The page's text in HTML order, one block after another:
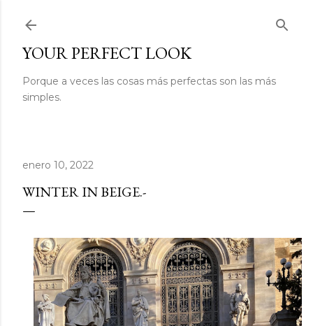
YOUR PERFECT LOOK
Porque a veces las cosas más perfectas son las más
simples.
enero 10, 2022
WINTER IN BEIGE.-